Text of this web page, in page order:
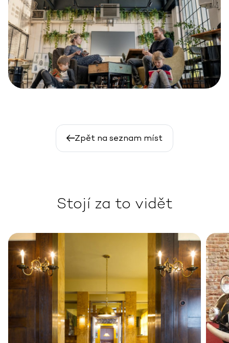
Zpět na seznam míst
Stojí za to vidět